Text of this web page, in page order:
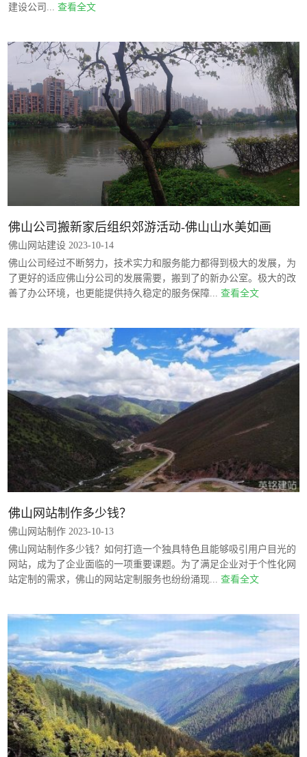
建设公司... 查看全文
佛山公司搬新家后组织郊游活动-佛山山水美如画
佛山网站建设 2023-10-14
佛山公司经过不断努力，技术实力和服务能力都得到极大的发展，为
了更好的适应佛山分公司的发展需要，搬到了的新办公室。极大的改
善了办公环境，也更能提供持久稳定的服务保障... 查看全文
佛山网站制作多少钱？
佛山网站制作 2023-10-13
佛山网站制作多少钱？如何打造一个独具特色且能够吸引用户目光的
网站，成为了企业面临的一项重要课题。为了满足企业对于个性化网
站定制的需求，佛山的网站定制服务也纷纷涌现... 查看全文